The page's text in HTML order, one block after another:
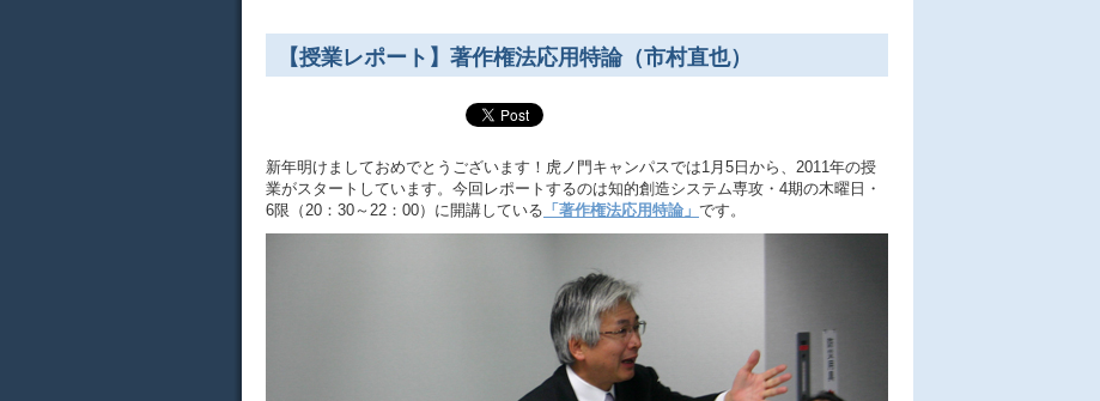
【授業レポート】著作権法応用特論（市村直也）
新年明けましておめでとうございます！虎ノ門キャンパスでは1月5日から、2011年の授
業がスタートしています。今回レポートするのは知的創造システム専攻・4期の木曜日・
6限（20：30～22：00）に開講している 「著作権法応用特論」 です。